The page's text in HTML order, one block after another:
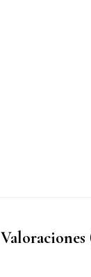
Valoraciones